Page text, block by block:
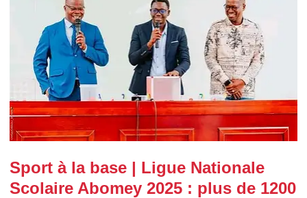
Sport à la base | Ligue Nationale
Scolaire Abomey 2025 : plus de 1200